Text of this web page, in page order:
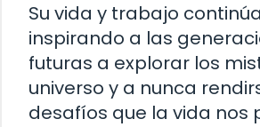
Su vida y trabajo
inspirando a las
futuras a explorar los
universo y a nunca
desafíos que la vida nos